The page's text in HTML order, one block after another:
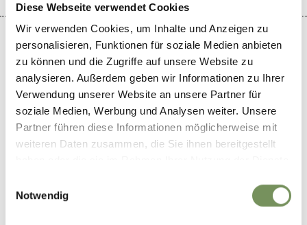
Diese Webseite verwendet Cookies
Wir verwenden Cookies, um Inhalte und Anzeigen zu
personalisieren, Funktionen für soziale Medien anbieten
zu können und die Zugriffe auf unsere Website zu
analysieren. Außerdem geben wir Informationen zu Ihrer
Verwendung unserer Website an unsere Partner für
soziale Medien, Werbung und Analysen weiter. Unsere
Partner führen diese Informationen möglicherweise mit
weiteren Daten zusammen, die Sie ihnen bereitgestellt
Notwendig
+
−